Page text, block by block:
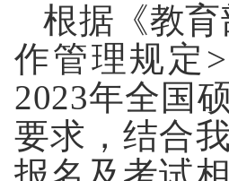
根据 《教
作管理规定 >
2023年全国
要求 ，结合